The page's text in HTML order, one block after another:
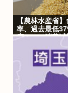
【農林水産省
率、過去最低
度、コメ消費減